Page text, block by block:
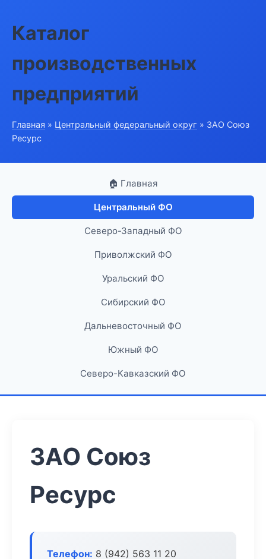
Каталог
производственных
предприятий
Главная » Центральный федеральный округ » ЗАО Союз
Ресурс
🏠 Главная
Центральный ФО
Северо-Западный ФО
Приволжский ФО
Уральский ФО
Сибирский ФО
Дальневосточный ФО
Южный ФО
Северо-Кавказский ФО
ЗАО Союз
Ресурс
Телефон: 8 (942) 563 11 20